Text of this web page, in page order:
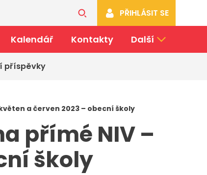
PŘIHLÁSIT SE
Kalendář Kontakty Další
příspěvky
a červen 2023 – obecní školy
přímé NIV –
školy